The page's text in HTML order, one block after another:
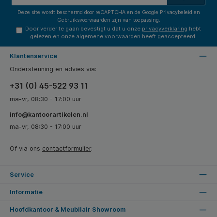
Deze site wordt beschermd door reCAPTCHA en de Google Privacybeleid en
Gebruiksvoorwaarden zijn van toepassing.
Door verder te gaan bevestigt u dat u onze privacyverklaring hebt
gelezen en onze algemene voorwaarden heeft geaccepteerd.
Klantenservice
Ondersteuning en advies via:
+31 (0) 45-522 93 11
ma-vr, 08:30 - 17:00 uur
info@kantoorartikelen.nl
ma-vr, 08:30 - 17:00 uur
Of via ons contactformulier.
Service
Informatie
Hoofdkantoor & Meubilair Showroom